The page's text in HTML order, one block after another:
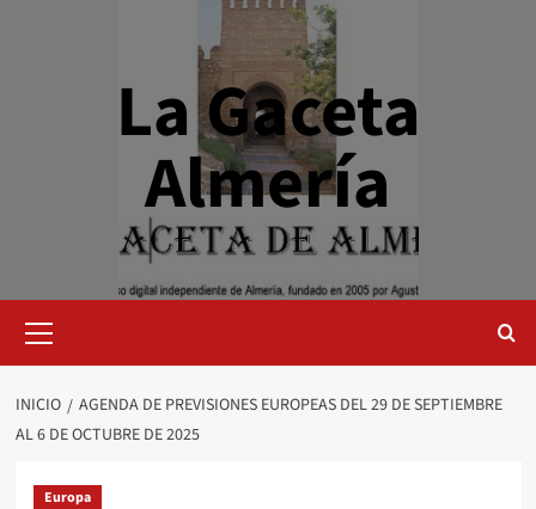
La Gaceta
Almería
primario
INICIO
AGENDA DE PREVISIONES EUROPEAS DEL 29 DE SEPTIEMBRE
AL 6 DE OCTUBRE DE 2025
Europa